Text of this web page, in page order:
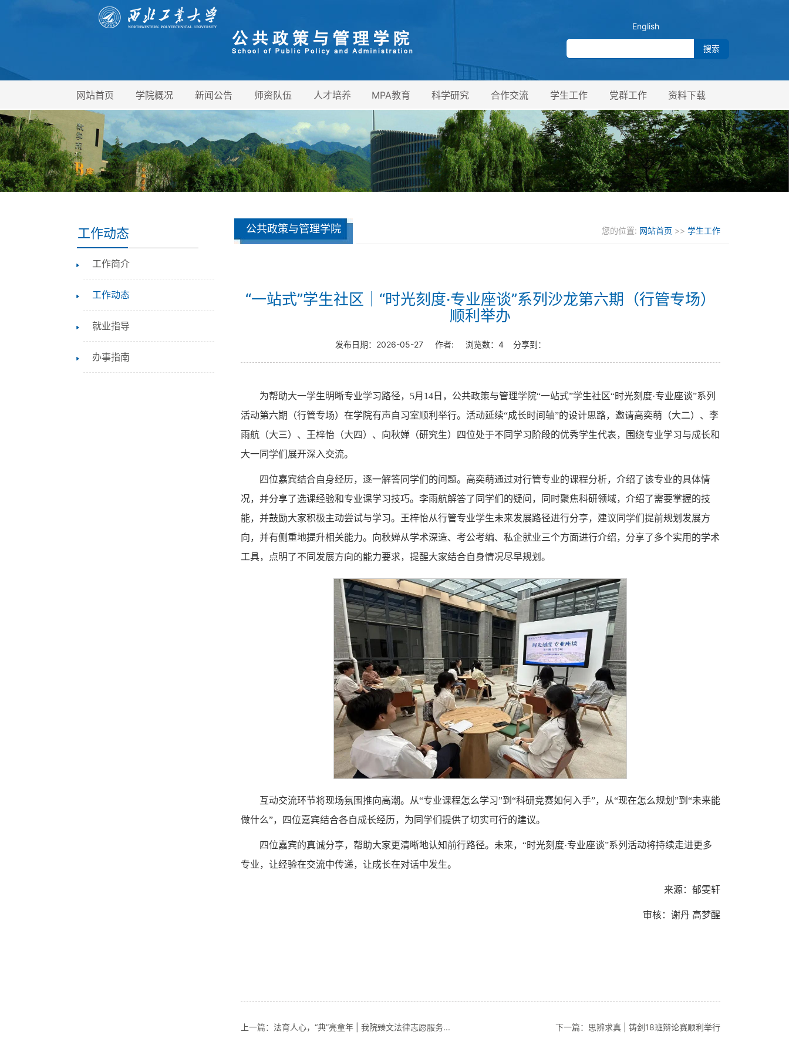
English
网站首页 学院概况 新闻公告 师资队伍 人才培养 MPA教育 科学研究 合作交流 学生工作 党群工作 资料下载
工作动态
工作简介
工作动态
就业指导
办事指南
公共政策与管理学院 您的位置: 网站首页 >> 学生工作
“一站式”学生社区｜“时光刻度·专业座谈”系列沙龙第六期（行管专场）
顺利举办
发布日期： 2026-05-27作者: 浏览数： 4 分享到：
为帮助大一学生明晰专业学习路径，5月14日，公共政策与管理学院“一站式”学生社区“时光刻度·专业座谈”系列
活动第六期（行管专场）在学院有声自习室顺利举行。活动延续“成长时间轴”的设计思路，邀请高奕萌（大二）、李
雨航（大三）、王梓怡（大四）、向秋婵（研究生）四位处于不同学习阶段的优秀学生代表，围绕专业学习与成长和
大一同学们展开深入交流。
四位嘉宾结合自身经历，逐一解答同学们的问题。高奕萌通过对行管专业的课程分析，介绍了该专业的具体情
况，并分享了选课经验和专业课学习技巧。李雨航解答了同学们的疑问，同时聚焦科研领域，介绍了需要掌握的技
能，并鼓励大家积极主动尝试与学习。王梓怡从行管专业学生未来发展路径进行分享，建议同学们提前规划发展方
向，并有侧重地提升相关能力。向秋婵从学术深造、考公考编、私企就业三个方面进行介绍，分享了多个实用的学术
工具，点明了不同发展方向的能力要求，提醒大家结合自身情况尽早规划。
互动交流环节将现场氛围推向高潮。从“专业课程怎么学习”到“科研竞赛如何入手”，从“现在怎么规划”到“未来能
做什么”，四位嘉宾结合各自成长经历，为同学们提供了切实可行的建议。
四位嘉宾的真诚分享，帮助大家更清晰地认知前行路径。未来，“时光刻度·专业座谈”系列活动将持续走进更多
专业，让经验在交流中传递，让成长在对话中发生。
来源：郁雯轩
审核：谢丹 高梦醒
上一篇：法育人心，“典”亮童年 | 我院臻文法律志愿服务... 下一篇：思辨求真 | 铸剑18班辩论赛顺利举行